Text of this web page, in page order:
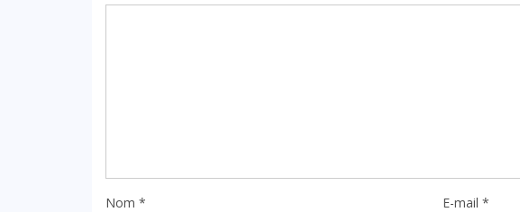
Nom * E-mail*